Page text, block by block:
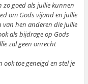
zo goed als jullie kunnen
om Gods vijand en jullie
van hen anderen die jullie
als bijdrage op Gods
zal geen onrecht
toe geneigd en stel je